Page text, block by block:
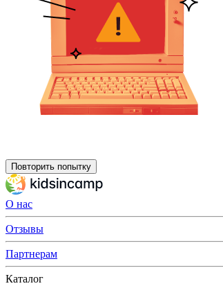
Повторить попытку
О нас
Отзывы
Партнерам
Каталог